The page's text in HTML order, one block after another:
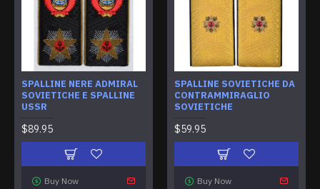
SPALLINE NERE ADMIRAL
SOVIETICHE E SPALLINE
USSR
$89.95
Buy Now
SPALLINE SOVIETICHE DA
CONTRAMMIRAGLIO
SOVIETICHE
$59.95
Buy Now